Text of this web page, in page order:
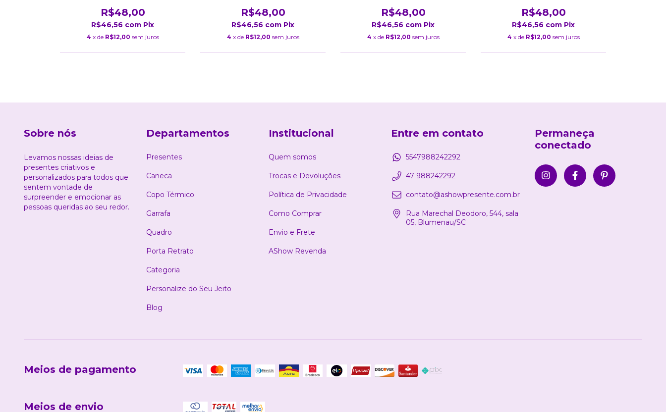
R$48,00
R$46,56 com Pix
4 x de R$12,00 sem juros
R$48,00
R$46,56 com Pix
4 x de R$12,00 sem juros
R$48,00
R$46,56 com Pix
4 x de R$12,00 sem juros
R$48,00
R$46,56 com Pix
4 x de R$12,00 sem juros
Sobre nós
Levamos nossas ideias de
presentes criativos e
personalizados para todos que
sentem vontade de
surpreender e emocionar as
pessoas queridas ao seu redor.
Departamentos
Presentes
Caneca
Copo Térmico
Garrafa
Quadro
Porta Retrato
Categoria
Personalize do Seu Jeito
Blog
Institucional
Quem somos
Trocas e Devoluções
Política de Privacidade
Como Comprar
Envio e Frete
AShow Revenda
Entre em contato
5547988242292
47 988242292
contato@ashowpresente.com.br
Rua Marechal Deodoro, 544, sala
05, Blumenau/SC
Permaneça
conectado
Meios de pagamento
Meios de envio